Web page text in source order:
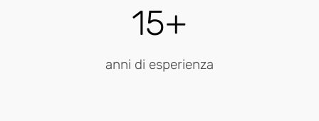
15+
anni di esperienza